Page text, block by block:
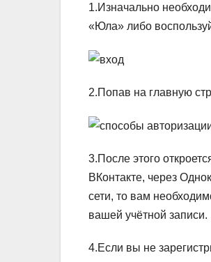
1.Изначально
«Юла» либо
2.Попав на главную
3.После этого
ВКонтакте, через
сети, то вам
вашей учётной записи.
4.Если вы не